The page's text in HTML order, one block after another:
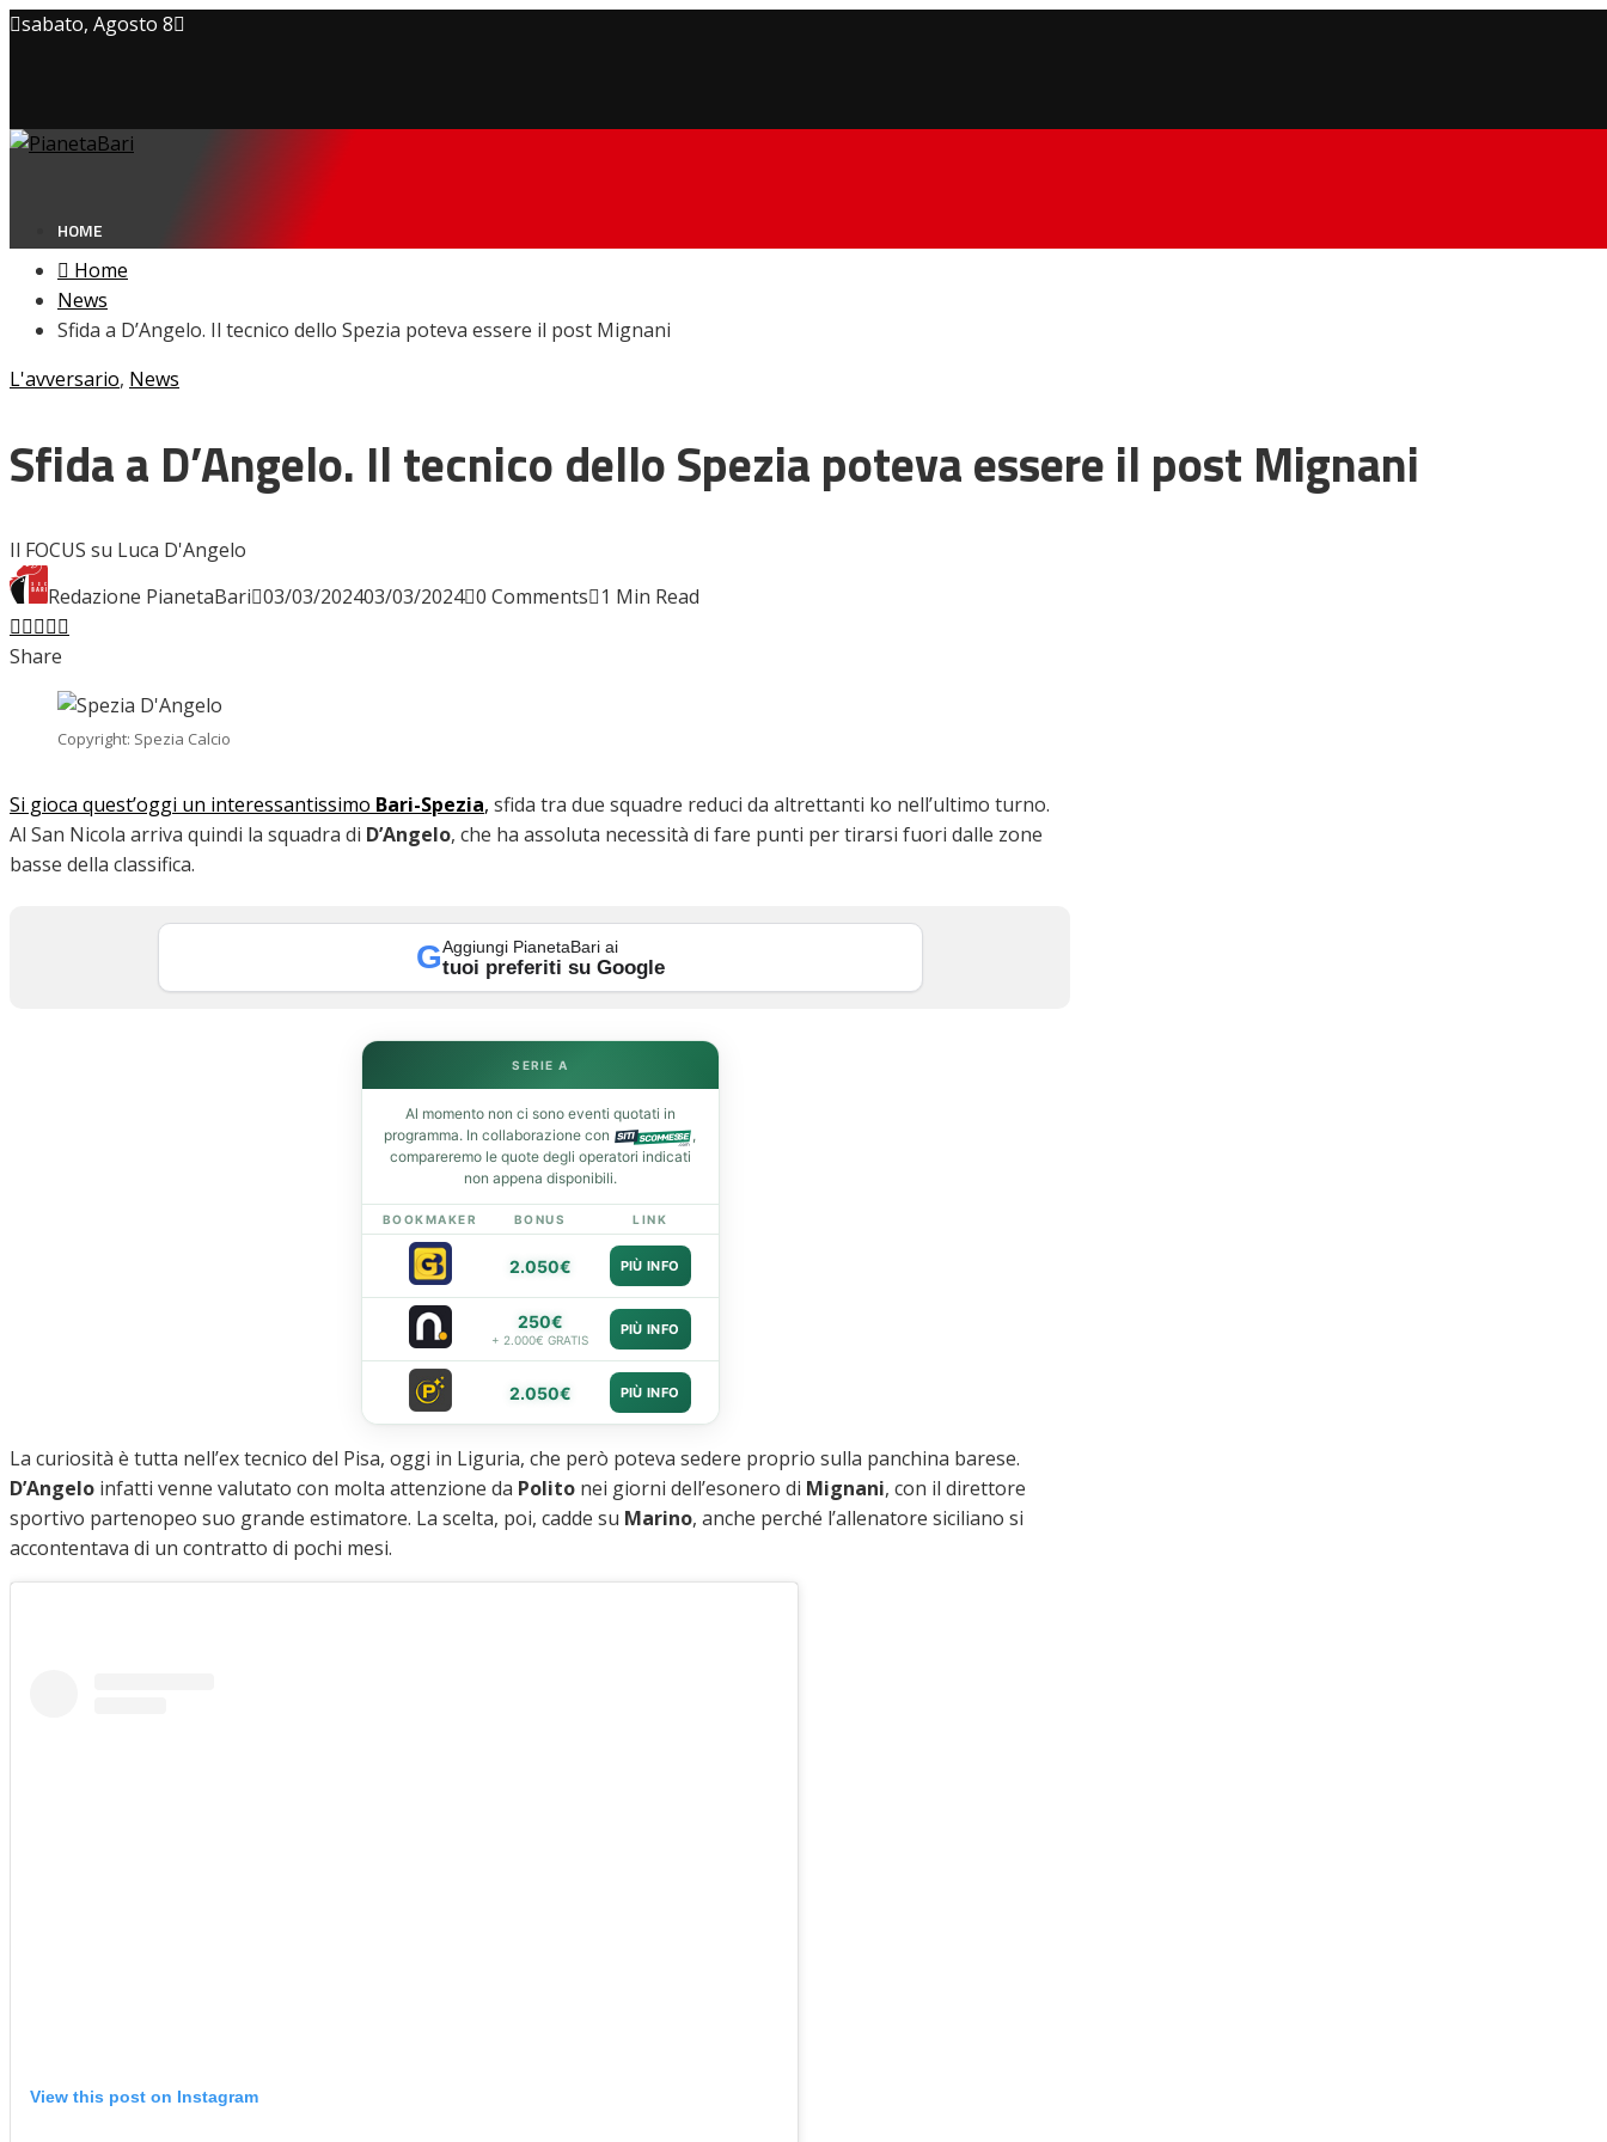
sabato, Agosto 8
Cookie Policy
HOME
NEWS
Amarcord
Giovanili
Le pagelle
FOCUS
CALCIOMERCATO
Serie B
Video
Home
News
Sfida a D’Angelo. Il tecnico dello Spezia poteva essere il post Mignani
L'avversario, News
Sfida a D’Angelo. Il tecnico dello Spezia poteva essere il post Mignani
Il FOCUS su Luca D'Angelo
Redazione PianetaBari 03/03/202403/03/2024 0 Comments 1 Min Read
Facebook
Twitter
LinkedIn
Pinterest
Stumbleupon
Share
Copyright: Spezia Calcio
Si gioca quest’oggi un interessantissimo Bari-Spezia, sfida tra due squadre reduci da altrettanti ko nell’ultimo turno.
Al San Nicola arriva quindi la squadra di D’Angelo, che ha assoluta necessità di fare punti per tirarsi fuori dalle zone
basse della classifica.
GAggiungi PianetaBari ai
tuoi preferiti su Google
SERIE A
Al momento non ci sono eventi quotati in
programma. In collaborazione con
,
compareremo le quote degli operatori indicati
non appena disponibili.
BOOKMAKER BONUS LINK
2.050€ PIÙ INFO
250€
+ 2.000€ GRATIS
PIÙ INFO
2.050€ PIÙ INFO
La curiosità è tutta nell’ex tecnico del Pisa, oggi in Liguria, che però poteva sedere proprio sulla panchina barese.
D’Angelo infatti venne valutato con molta attenzione da Polito nei giorni dell’esonero di Mignani, con il direttore
sportivo partenopeo suo grande estimatore. La scelta, poi, cadde su Marino, anche perché l’allenatore siciliano si
accontentava di un contratto di pochi mesi.
View this post on Instagram